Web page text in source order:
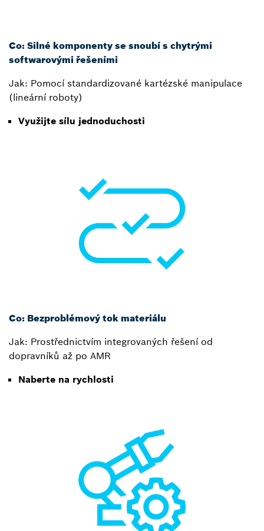
Co: Silné komponenty se snoubí s chytrými
softwarovými řešeními
Jak: Pomocí standardizované kartézské manipulace
(lineární roboty)
Využijte sílu jednoduchosti
Co: Bezproblémový tok materiálu
Jak: Prostřednictvím integrovaných řešení od
dopravníků až po AMR
Naberte na rychlosti